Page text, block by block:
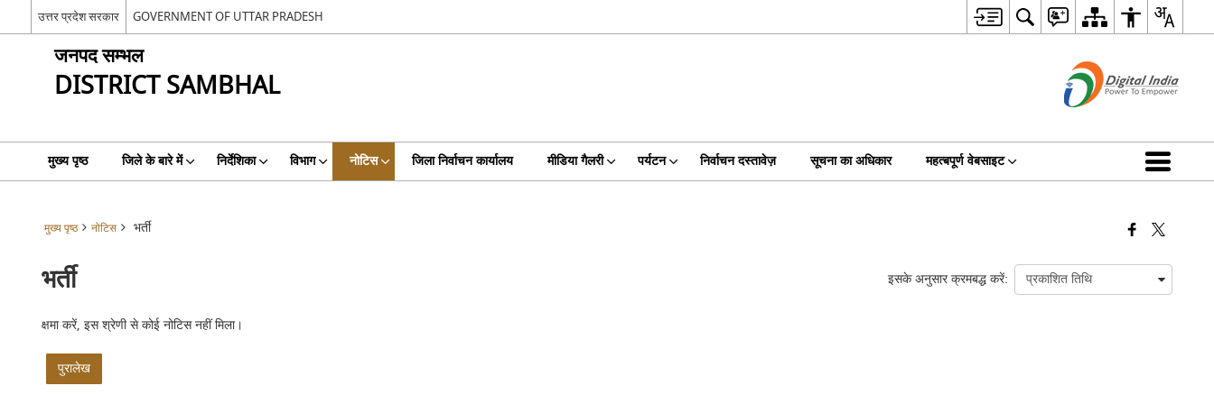
उत्तर प्रदेश सरकार GOVERNMENT OF UTTAR PRADESH
जनपद सम्भल
DISTRICT SAMBHAL
मुख्य पृष्ठ जिले के बारे में निर्देशिका विभाग नोटिस जिला निर्वाचन कार्यालय मीडिया गैलरी पर्यटन निर्वाचन दस्तावेज़ सूचना का अधिकार महत्बपूर्ण वेबसाइट
मुख्य पृष्ठ नोटिस भर्ती
भर्ती इसके अनुसार क्रमबद्ध करें:
क्षमा करें, इस श्रेणी से कोई नोटिस नहीं मिला।
पुरालेख